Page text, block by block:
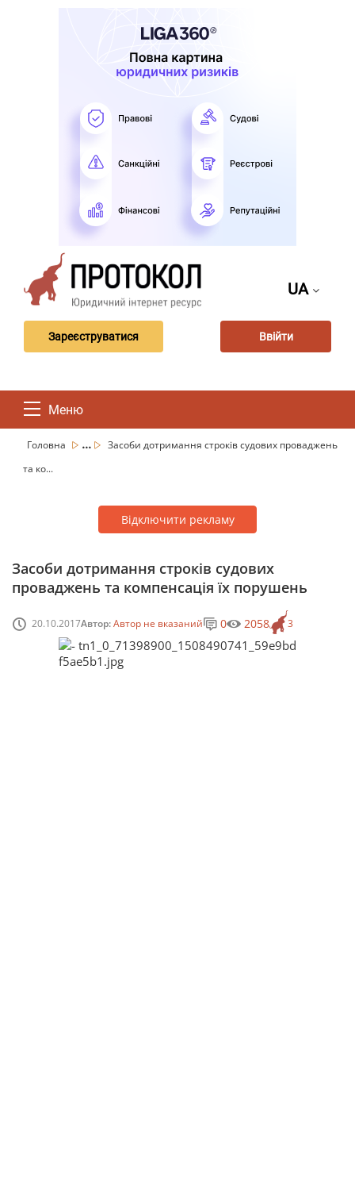
UA
Зареєструватися Ввійти
Меню
Головна ...
Засоби дотримання строків судових проваджень
та ко...
Відключити рекламу
Засоби дотримання строків судових
проваджень та компенсація їх порушень
20.10.2017Автор:Автор не вказаний 3
0 2058